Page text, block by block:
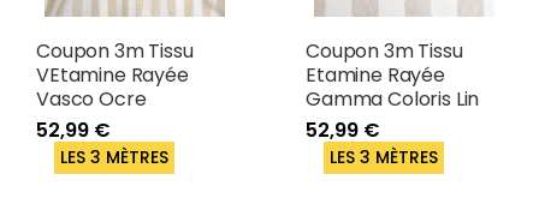
Coupon 3m Tissu
VEtamine Rayée
Vasco Ocre
52,99 €
LES 3 MÈTRES
Coupon 3m Tissu
Etamine Rayée
Gamma Coloris Lin
52,99 €
LES 3 MÈTRES